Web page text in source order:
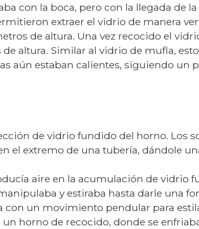
con la boca, pero con la llegada de
extraer el vidrio de manera
de altura. Una vez recocido el
altura. Similar al vidrio de mufla,
aún estaban calientes, siguiendo un
de vidrio fundido del horno. Los
el extremo de una tubería, dándole
aire en la acumulación de vidrio
y estiraba hasta darle una
con un movimiento pendular para
un horno de recocido, donde se